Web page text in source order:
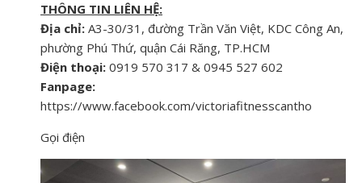
THÔNG TIN LIÊN HỆ:
Địa chỉ: A3-30/31, đường Trần Văn Việt, KDC Công An,
phường Phú Thứ, quận Cái Răng, TP.HCM
Điện thoại: 0919 570 317 & 0945 527 602
Fanpage:
https://www.facebook.com/victoriafitnesscantho
Gọi điện